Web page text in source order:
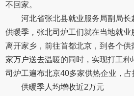
不回家。
河北省张北县就业服务局副局长
供暖季，张北司炉工们就在当地就
离开家乡，前往首都北京，到各个
家万户送去温暖的同时，实现打工
司炉工遍布北京40多家供热企业，占
供暖季人均增收近2万元